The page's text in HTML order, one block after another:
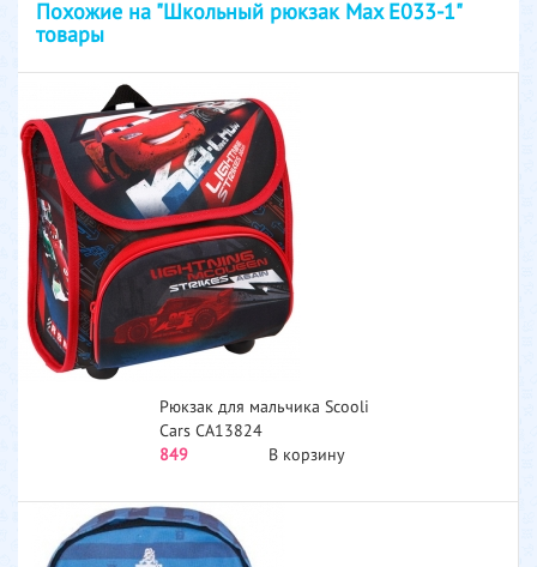
Похожие на "Школьный рюкзак Max E033-1"
товары
Рюкзак для мальчика Scooli
Cars CA13824
849
В корзину